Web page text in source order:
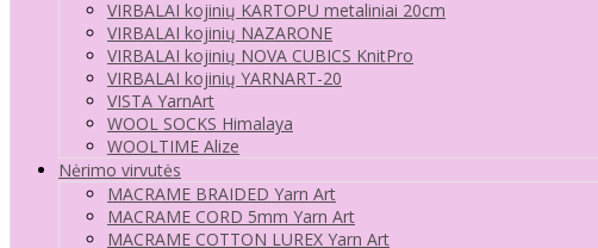
VIRBALAI kojinių KARTOPU metaliniai 20cm
VIRBALAI kojinių NAZARONE
VIRBALAI kojinių NOVA CUBICS KnitPro
VIRBALAI kojinių YARNART-20
VISTA YarnArt
WOOL SOCKS Himalaya
WOOLTIME Alize
Nėrimo virvutės
MACRAME BRAIDED Yarn Art
MACRAME CORD 5mm Yarn Art
MACRAME COTTON LUREX Yarn Art